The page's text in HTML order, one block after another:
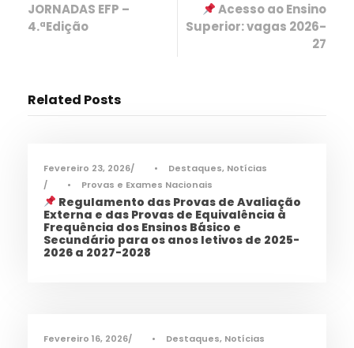
JORNADAS EFP –
4.ªEdição
Acesso ao Ensino
Superior: vagas 2026-
27
Related Posts
Fevereiro 23, 2026 • Destaques, Notícias
•
Provas e Exames Nacionais
Regulamento das Provas de Avaliação
Externa e das Provas de Equivalência à
Frequência dos Ensinos Básico e
Secundário para os anos letivos de 2025-
2026 a 2027-2028
Fevereiro 16, 2026 • Destaques, Notícias